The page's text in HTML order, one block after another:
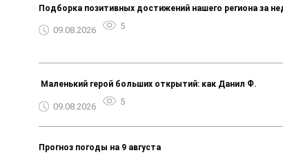
Подборка позитивных достижений нашего региона за
09.08.2026 5
️ Маленький герой больших открытий: как Данил Ф.
09.08.2026 5
Прогноз погоды на 9 августа